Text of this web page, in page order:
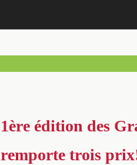
1ère édition des
remporte trois